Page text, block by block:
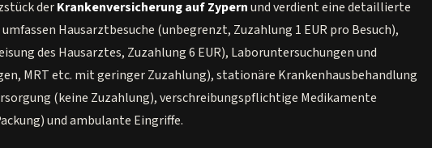
derKrankenversicherung auf Zypernund verdient eine detaillierte
Hausarztbesuche (unbegrenzt, Zuzahlung 1 EUR pro Besuch),
des Hausarztes, Zuzahlung 6 EUR), Laboruntersuchungen und
MRT etc. mit geringer Zuzahlung), stationäre Krankenhausbehandlung
(keine Zuzahlung), verschreibungspflichtige Medikamente
und ambulante Eingriffe.